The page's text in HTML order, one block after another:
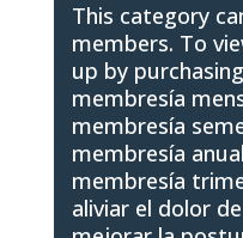
This category
members. To
up by purchasing
membresía
membresía
membresía anual
membresía
aliviar el dolor